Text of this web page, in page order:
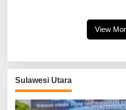
View
Sulawesi Utara